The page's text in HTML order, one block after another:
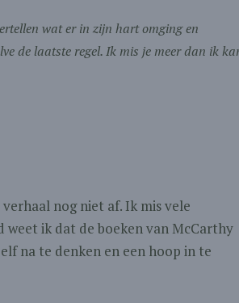
wat er in zijn hart omging en
de laatste regel. Ik mis je meer dan ik
nog niet af. Ik mis vele
ik dat de boeken van McCarthy
na te denken en een hoop in te